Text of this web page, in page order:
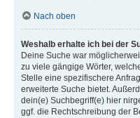
Nach oben
Weshalb erhalte ich bei der
Deine Suche war
zu viele gängige Wörter,
Stelle eine spezifischere
erweiterte Suche bietet.
dein(e) Suchbegriff(e) hier
ggf. die Rechtschreibung der